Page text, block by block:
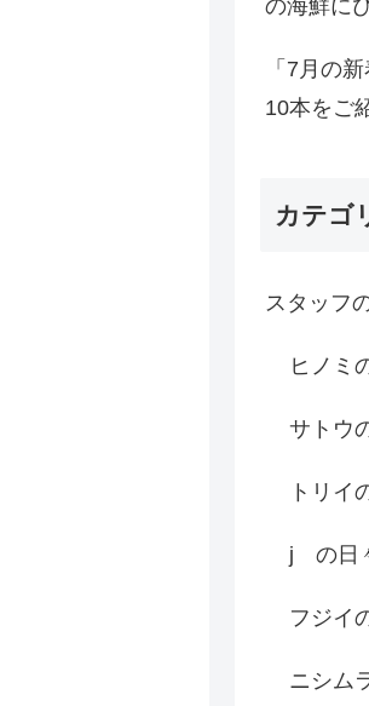
の海鮮に
「7月の
10本をご
カテゴ
スタッフ
ヒノミ
サトウ
トリイ
j の日
フジイ
ニシム